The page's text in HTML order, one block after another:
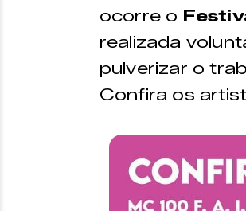
ocorre o
realizada
pulverizar o
Confira os